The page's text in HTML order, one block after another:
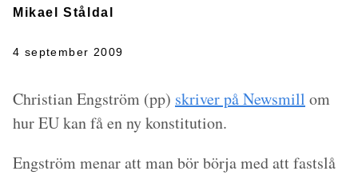
Mikael Ståldal
4 september 2009
Christian Engström (pp) skriver på Newsmill om
hur EU kan få en ny konstitution.
Engström menar att man bör börja med att fastslå